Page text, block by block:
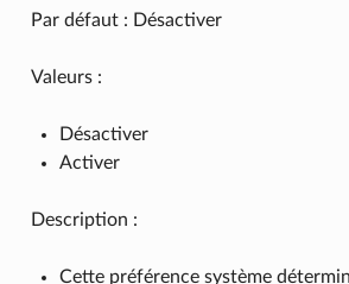
Par défaut : Désactiver
Valeurs :
Désactiver
Activer
Description :
Cette préférence système